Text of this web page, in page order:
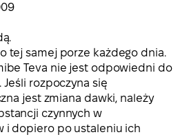
tej samej porze każdego dnia.
Teva nie jest odpowiedni do
rozpoczyna się
jest zmiana dawki, należy
czynnych w
i dopiero po ustaleniu ich